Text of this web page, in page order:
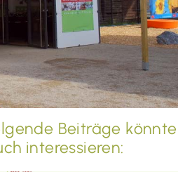
Beiträge
interessieren: